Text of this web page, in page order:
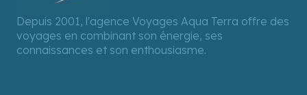
Depuis 2001, l'agence Voyages Aqua Terra offre des
voyages en combinant son énergie, ses
connaissances et son enthousiasme.